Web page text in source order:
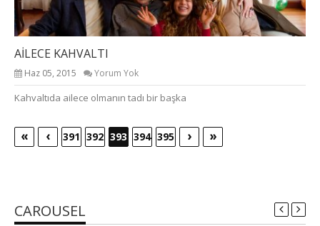
AİLECE KAHVALTI
Haz 05, 2015 Yorum Yok
Kahvaltıda ailece olmanın tadı bir başka
« ‹ 391 392 393 394 395 › »
CAROUSEL